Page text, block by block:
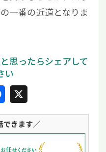
一番の近道となりま
X
できます／